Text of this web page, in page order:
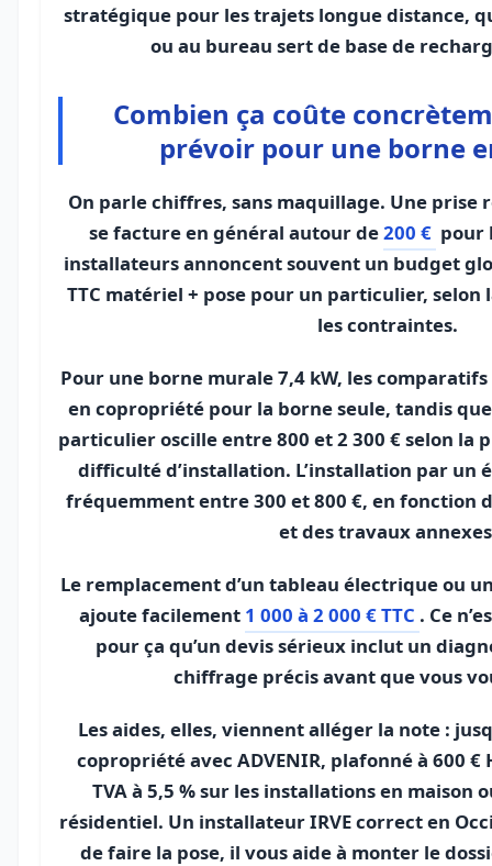
stratégique pour les trajets longue distance,
ou au bureau sert de base de
Combien ça coûte
prévoir pour une borne
On parle chiffres, sans maquillage. Une prise
se facture en général autour de200 € pour
installateurs annoncent souvent un budget
TTC matériel + pose pour un particulier, selon
les contraintes.
Pour une borne murale 7,4 kW, les
en copropriété pour la borne seule, tandis
particulier oscille entre 800 et 2 300 € selon la
difficulté d’installation. L’installation par un
fréquemment entre 300 et 800 €, en fonction
et des travaux
Le remplacement d’un tableau électrique ou
ajoute facilement 1 000 à 2 000 € TTC . Ce
pour ça qu’un devis sérieux inclut un
chiffrage précis avant que vous
Les aides, elles, viennent alléger la note :
copropriété avec ADVENIR, plafonné à 600
TVA à 5,5 % sur les installations en maison
résidentiel. Un installateur IRVE correct en
de faire la pose, il vous aide à monter le